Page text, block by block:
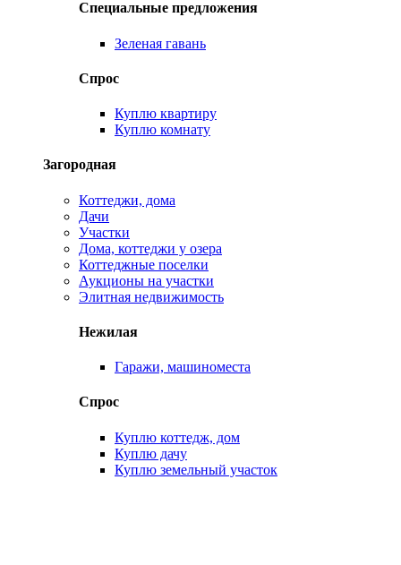
Специальные предложения
Зеленая гавань
Спрос
Куплю квартиру
Куплю комнату
Загородная
Коттеджи, дома
Дачи
Участки
Дома, коттеджи у озера
Коттеджные поселки
Аукционы на участки
Элитная недвижимость
Нежилая
Гаражи, машиноместа
Спрос
Куплю коттедж, дом
Куплю дачу
Куплю земельный участок